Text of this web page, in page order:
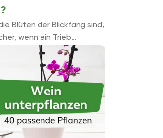
Blüten der Blickfang sind,
wenn ein Trieb
Schaden jedoch in
etwas Geduld ...